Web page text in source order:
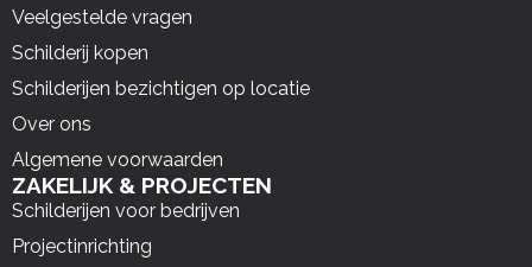
Veelgestelde vragen
Schilderij kopen
Schilderijen bezichtigen op locatie
Over ons
Algemene voorwaarden
ZAKELIJK & PROJECTEN
Schilderijen voor bedrijven
Projectinrichting